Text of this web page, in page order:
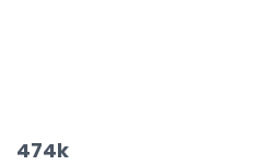
474k